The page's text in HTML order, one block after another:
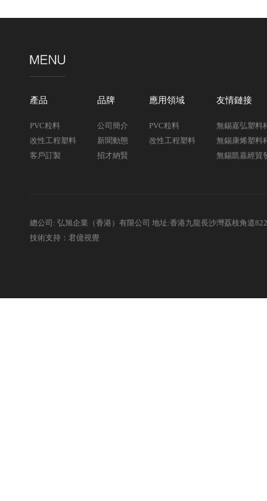
產品
PVC粒料
改性工程塑料
客戶訂製
品牌
公司簡介
新聞動態
招才納賢
應用領域
PVC粒料
改性工程塑料
友情鏈接
無錫嘉弘塑料
無錫康烯塑料
無錫凱嘉經貿
總公司: 弘旭企業（香港）有限公司 地址:香港九龍長沙灣荔枝角道
技術支持：君億視覺